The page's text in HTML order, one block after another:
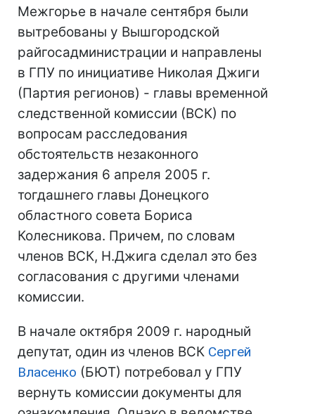
Межгорье в начале сентября были
вытребованы у Вышгородской
райгосадминистрации и направлены
в ГПУ по инициативе Николая Джиги
(Партия регионов) - главы временной
следственной комиссии (ВСК) по
вопросам расследования
обстоятельств незаконного
задержания 6 апреля 2005 г.
тогдашнего главы Донецкого
областного совета Бориса
Колесникова. Причем, по словам
членов ВСК, Н.Джига сделал это без
согласования с другими членами
комиссии.
В начале октября 2009 г. народный
депутат, один из членов ВСК Сергей
Власенко (БЮТ) потребовал у ГПУ
вернуть комиссии документы для